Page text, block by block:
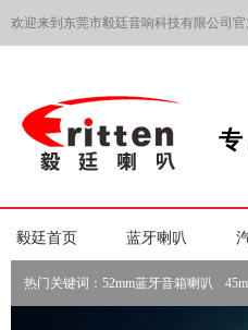
欢迎来到东莞市毅廷音响科技有限公司官
毅廷首页 蓝牙喇叭
热门关键词： 52mm蓝牙音箱喇叭